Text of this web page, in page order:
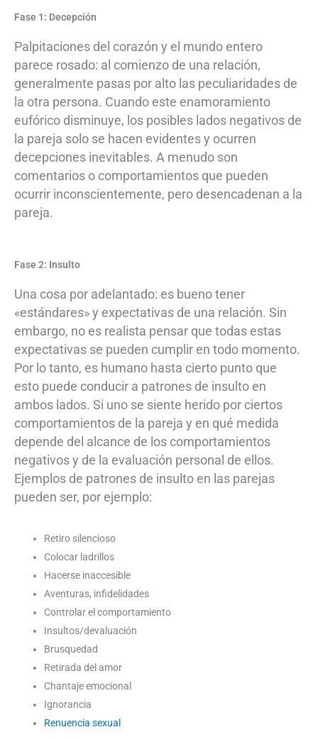
Fase 1: Decepción
Palpitaciones del corazón y el mundo entero
parece rosado: al comienzo de una relación,
generalmente pasas por alto las peculiaridades de
la otra persona. Cuando este enamoramiento
eufórico disminuye, los posibles lados negativos de
la pareja solo se hacen evidentes y ocurren
decepciones inevitables. A menudo son
comentarios o comportamientos que pueden
ocurrir inconscientemente, pero desencadenan a la
pareja.
Fase 2: Insulto
Una cosa por adelantado: es bueno tener
«estándares» y expectativas de una relación. Sin
embargo, no es realista pensar que todas estas
expectativas se pueden cumplir en todo momento.
Por lo tanto, es humano hasta cierto punto que
esto puede conducir a patrones de insulto en
ambos lados. Si uno se siente herido por ciertos
comportamientos de la pareja y en qué medida
depende del alcance de los comportamientos
negativos y de la evaluación personal de ellos.
Ejemplos de patrones de insulto en las parejas
pueden ser, por ejemplo:
Retiro silencioso
Colocar ladrillos
Hacerse inaccesible
Aventuras, infidelidades
Controlar el comportamiento
Insultos/devaluación
Brusquedad
Retirada del amor
Chantaje emocional
Ignorancia
Renuencia sexual